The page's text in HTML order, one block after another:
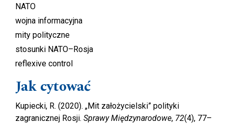
NATO
wojna informacyjna
mity polityczne
stosunki NATO–Rosja
reflexive control
Jak cytować
Kupiecki, R. (2020). „Mit założycielski” polityki
zagranicznej Rosji. Sprawy Międzynarodowe, 72(4), 77–